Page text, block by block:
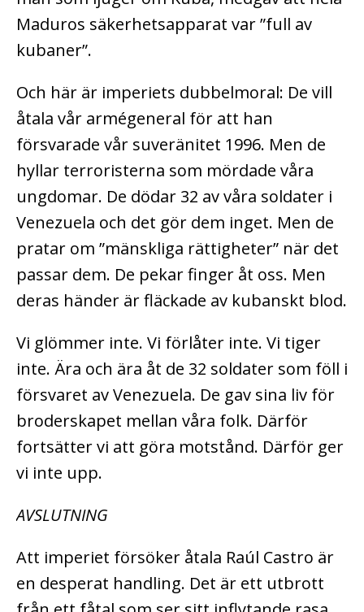
Maduros säkerhetsapparat var ”full av
kubaner”.
Och här är imperiets dubbelmoral: De vill
åtala vår armégeneral för att han
försvarade vår suveränitet 1996. Men de
hyllar terroristerna som mördade våra
ungdomar. De dödar 32 av våra soldater i
Venezuela och det gör dem inget. Men de
pratar om ”mänskliga rättigheter” när det
passar dem. De pekar finger åt oss. Men
deras händer är fläckade av kubanskt blod.
Vi glömmer inte. Vi förlåter inte. Vi tiger
inte. Ära och ära åt de 32 soldater som föll i
försvaret av Venezuela. De gav sina liv för
broderskapet mellan våra folk. Därför
fortsätter vi att göra motstånd. Därför ger
vi inte upp.
AVSLUTNING
Att imperiet försöker åtala Raúl Castro är
en desperat handling. Det är ett utbrott